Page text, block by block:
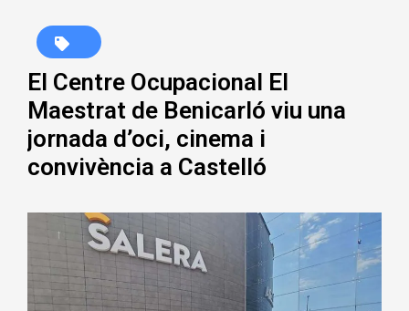
El Centre Ocupacional El
Maestrat de Benicarló viu una
jornada d’oci, cinema i
convivència a Castelló